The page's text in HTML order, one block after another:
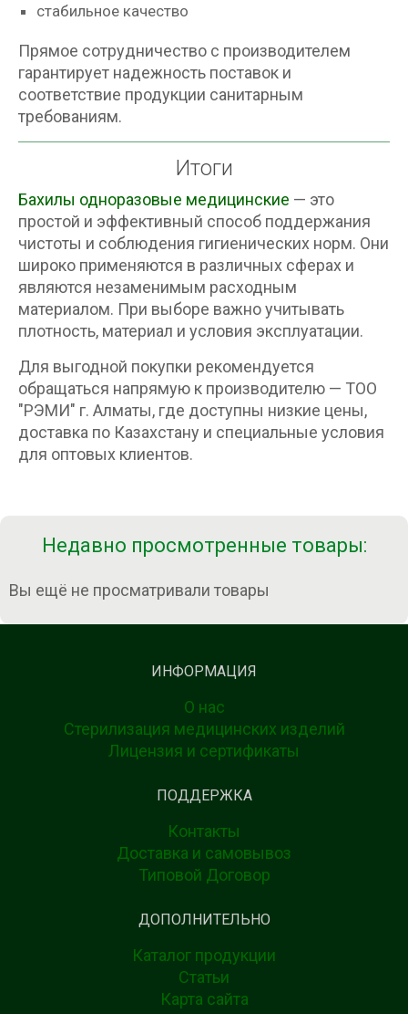
стабильное качество
Прямое сотрудничество с производителем
гарантирует надежность поставок и
соответствие продукции санитарным
требованиям.
Итоги
Бахилы одноразовые медицинские — это
простой и эффективный способ поддержания
чистоты и соблюдения гигиенических норм. Они
широко применяются в различных сферах и
являются незаменимым расходным
материалом. При выборе важно учитывать
плотность, материал и условия эксплуатации.
Для выгодной покупки рекомендуется
обращаться напрямую к производителю — ТОО
"РЭМИ" г. Алматы, где доступны низкие цены,
доставка по Казахстану и специальные условия
для оптовых клиентов.
Недавно просмотренные товары:
Вы ещё не просматривали товары
ИНФОРМАЦИЯ
О нас
Стерилизация медицинских изделий
Лицензия и сертификаты
ПОДДЕРЖКА
Контакты
Доставка и самовывоз
Типовой Договор
ДОПОЛНИТЕЛЬНО
Каталог продукции
Статьи
Карта сайта